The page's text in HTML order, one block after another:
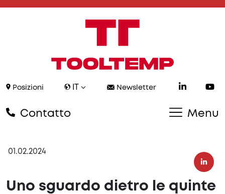
Posizioni IT Newsletter
Contatto Menu
01.02.2024
Uno sguardo dietro le quinte